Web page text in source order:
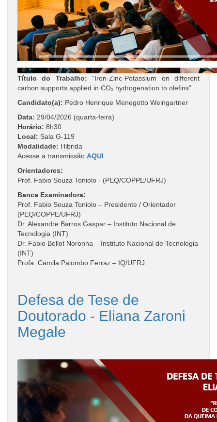
Título do Trabalho: “Iron-Zinc-Potassium on different
carbon supports applied in CO₂ hydrogenation to olefins”
Candidato(a): Pedro Henrique Menegotto Weingartner
Data: 29/04/2026 (quarta-feira)
Horário: 8h30
Local: Sala G-119
Modalidade: Hibrida
Acesse a transmissão AQUI
Orientadores:
Prof. Fabio Souza Toniolo - (PEQ/COPPE/UFRJ)
Banca Examinadora:
Prof. Fabio Souza Toniolo – Presidente / Orientador
(PEQ/COPPE/UFRJ)
Dr. Alexandre Barros Gaspar – Instituto Nacional de
Tecnologia (INT)
Dr. Fabio Bellot Noronha – Instituto Nacional de Tecnologia
(INT)
Profa. Camila Palombo Ferraz – IQ/UFRJ
Defesa de Tese de
Doutorado - Eliana Zaroni
Megale